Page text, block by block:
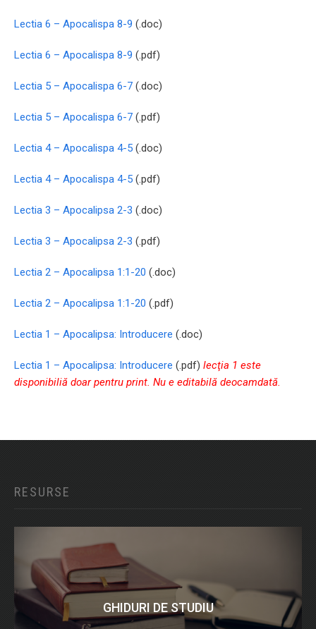
Lectia 6 – Apocalispa 8-9 (.doc)
Lectia 6 – Apocalispa 8-9 (.pdf)
Lectia 5 – Apocalispa 6-7 (.doc)
Lectia 5 – Apocalispa 6-7 (.pdf)
Lectia 4 – Apocalispa 4-5 (.doc)
Lectia 4 – Apocalispa 4-5 (.pdf)
Lectia 3 – Apocalipsa 2-3 (.doc)
Lectia 3 – Apocalipsa 2-3 (.pdf)
Lectia 2 – Apocalipsa 1:1-20 (.doc)
Lectia 2 – Apocalipsa 1:1-20 (.pdf)
Lectia 1 – Apocalipsa: Introducere (.doc)
Lectia 1 – Apocalipsa: Introducere (.pdf) lecţia 1 este
disponibiliă doar pentru print. Nu e editabilă deocamdată.
RESURSE
GHIDURI DE STUDIU